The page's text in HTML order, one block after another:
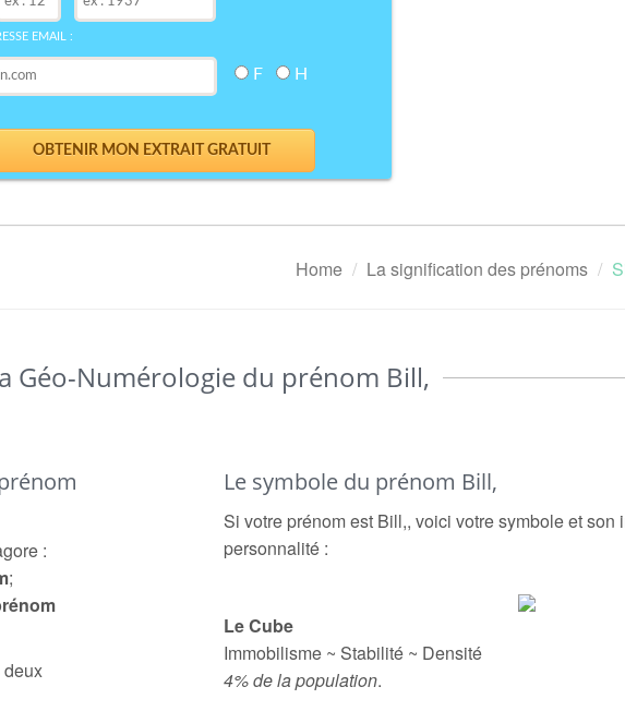
EMAIL :
F H
Home La signification des prénoms
Géo-Numérologie du prénom Bill,
:
;
Le symbole du prénom Bill,
Si votre prénom est Bill,, voici votre symbole et son
personnalité :
Le Cube
Immobilisme ~ Stabilité ~ Densité
4% de la population.